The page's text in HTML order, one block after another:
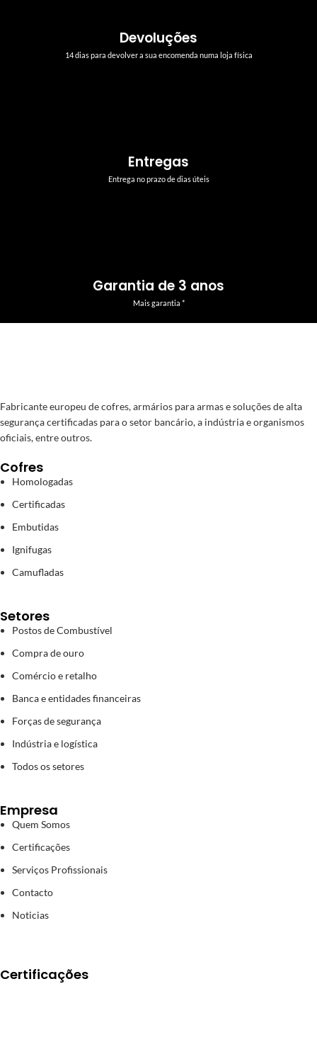
Devoluções
14 dias para devolver a sua encomenda numa loja física
Entregas
Entrega no prazo de dias úteis
Garantia de 3 anos
Mais garantia *
Fabricante europeu de cofres, armários para armas e soluções de alta
segurança certificadas para o setor bancário, a indústria e organismos
oficiais, entre outros.
Cofres
Homologadas
Certificadas
Embutidas
Ignifugas
Camufladas
Setores
Postos de Combustível
Compra de ouro
Comércio e retalho
Banca e entidades financeiras
Forças de segurança
Indústria e logística
Todos os setores
Empresa
Quem Somos
Certificações
Serviços Profissionais
Contacto
Noticias
Certificações